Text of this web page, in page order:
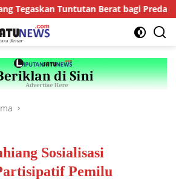
Tuntutan Berat bagi Predator Anak,
Sosialisasi
Pemilu